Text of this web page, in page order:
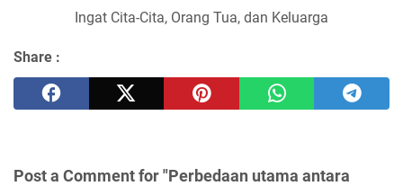
Ingat Cita-Cita, Orang Tua, dan Keluarga
Share :
Post a Comment for "Perbedaan utama antara